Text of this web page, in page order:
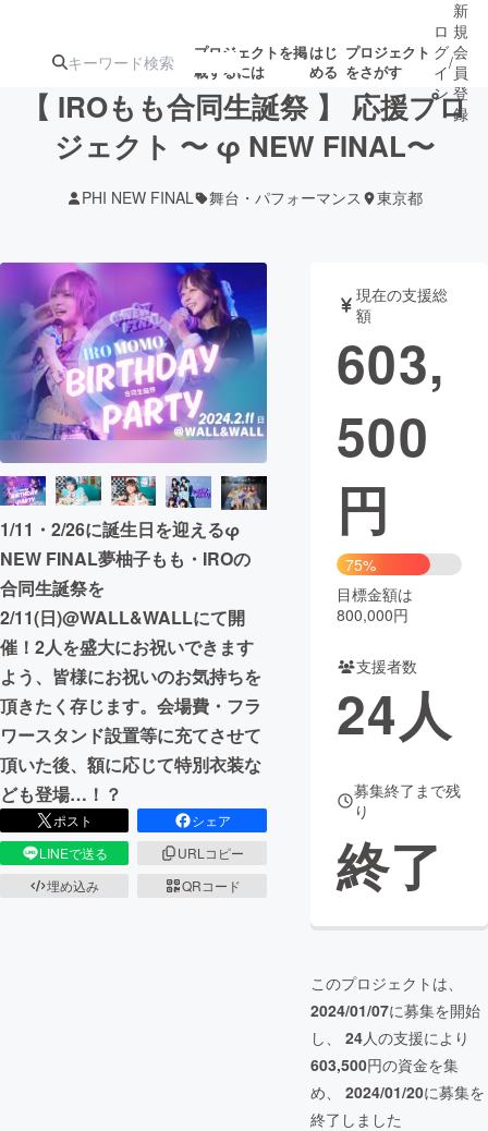
プロジェクトを掲
載するには
はじ
める
プロジェクト
をさがす
ターン
注目の新着プロ
ジェクト
募集終了が近いプ
ロジェクト
もうすぐ公開
されます
アート・写真 音楽
テクノロジー・ガジェット ゲーム・サ
映像・映画
ビジネス・起業
まちづくり・地域活性化
CAMPFIRE for Social Good
CAMPFIRE Creation
CAMPFIREふるさと納税
コミュニティ
ロ
グ
イ
ン
/
新
規
会
員
登
録
【 IROもも合同生誕祭 】 応援プロ
ジェクト 〜 φ NEW FINAL〜
PHI NEW FINAL 舞台・パフォーマンス 東京都
1/11・2/26に誕生日を迎えるφ
NEW FINAL夢柚子もも・IROの
合同生誕祭を
2/11(日)@WALL&WALLにて開
催！2人を盛大にお祝いできます
よう、皆様にお祝いのお気持ちを
頂きたく存じます。会場費・フラ
ワースタンド設置等に充てさせて
頂いた後、額に応じて特別衣装な
ども登場…！？
ポスト
シェア
LINEで送る
URLコピー
埋め込み
QRコード
現在の支援総
額
603,
500
円
75%
目標金額は
800,000円
支援者数
24人
募集終了まで残
り
終了
このプロジェクトは、
2024/01/07に募集を開始
し、 24人の支援により
603,500円の資金を集
め、 2024/01/20に募集を
終了しました